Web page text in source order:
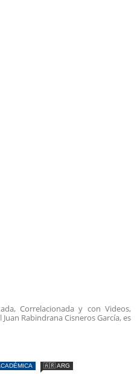
Correlacionada y con Videos,
Rabindrana Cisneros García, es
🇦🇷 ARG